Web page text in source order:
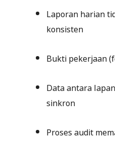
Laporan harian
konsisten
Bukti pekerjaan
Data antara
sinkron
Proses audit